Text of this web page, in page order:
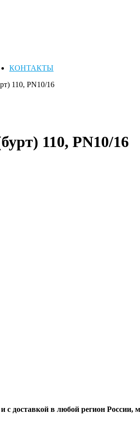
КОНТАКТЫ
110, PN10/16
110, PN10/16
и с доставкой в любой регион